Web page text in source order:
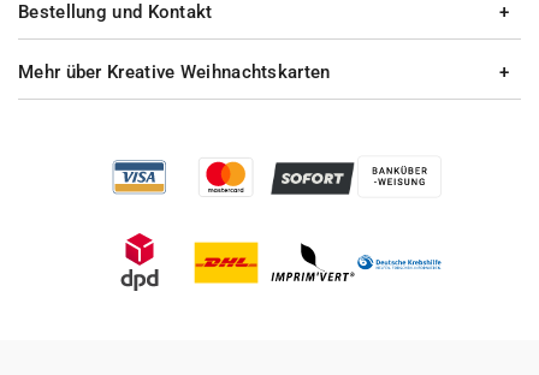
Bestellung und Kontakt
Mehr über Kreative Weihnachtskarten